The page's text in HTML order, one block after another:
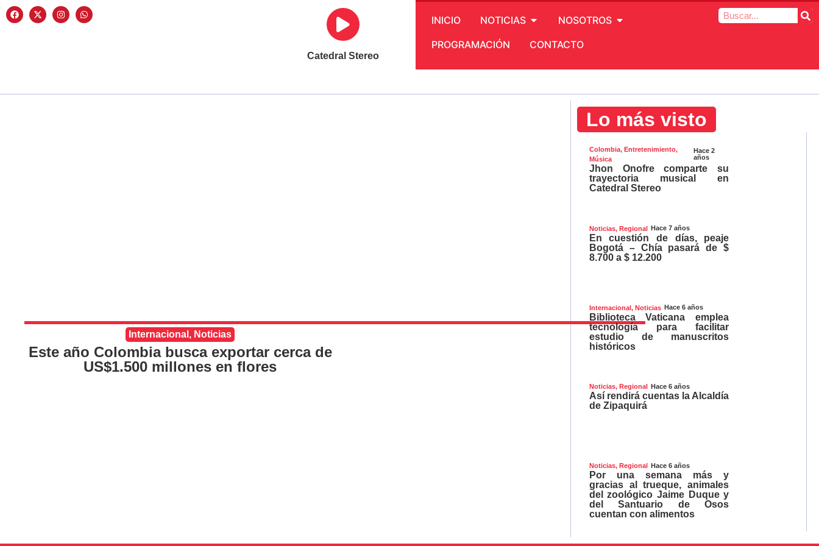
Catedral Stereo
INICIO NOTICIAS
NOSOTROS
PROGRAMACIÓN
CONTACTO
Internacional , Noticias
Este año Colombia busca exportar cerca de
US$1.500 millones en flores
Lo más visto
Colombia, Entretenimiento,
Música
Hace 2
años
Jhon Onofre comparte su
trayectoria musical en
Catedral Stereo
Noticias, Regional Hace 7 años
En cuestión de días, peaje
Bogotá – Chía pasará de $
8.700 a $ 12.200
Internacional, Noticias Hace 6 años
Biblioteca Vaticana emplea
tecnología para facilitar
estudio de manuscritos
históricos
Noticias, Regional Hace 6 años
Así rendirá cuentas la Alcaldía
de Zipaquirá
Noticias, Regional Hace 6 años
Por una semana más y
gracias al trueque, animales
del zoológico Jaime Duque y
del Santuario de Osos
cuentan con alimentos